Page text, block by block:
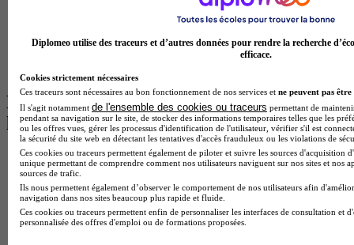
BTS Communication à Bordeaux
Master Psychologie à Angers
Les intitulés de diplôme par alternance
les plus recherchés
BTS Esf en alternance
BTS Dietetique en alternance
BTS Mco en alternance
BTS Pi en alternance
BTS Sp3s en alternance
Master CCA en alternance
Diplomeo utilise des traceurs et d’autres données pour rendre la recherche
efficace.
Cookies strictement nécessaires
Ces traceurs sont nécessaires au bon fonctionnement de nos services et ne peuvent pas être
Il s'agit notamment de l'ensemble des cookies ou traceurs permettant de
pendant sa navigation sur le site, de stocker des informations temporaires telles que les
ou les offres vues, gérer les processus d'identification de l'utilisateur, vérifier s'il est
la sécurité du site web en détectant les tentatives d'accès frauduleux ou les violations de
Ces cookies ou traceurs permettent également de piloter et suivre les sources d'acquisition
unique permettant de comprendre comment nos utilisateurs naviguent sur nos sites et nos
sources de trafic.
Ils nous permettent également d’observer le comportement de nos utilisateurs afin
navigation dans nos sites beaucoup plus rapide et fluide.
Ces cookies ou traceurs permettent enfin de personnaliser les interfaces de consultation et
personnalisée des offres d'emploi ou de formations proposées.